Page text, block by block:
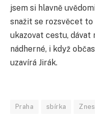
jsem si hlavně
snažit se rozsvěcet
ukazovat cestu, dávat
nádherné, i když
uzavírá Jirák.
Praha sbírka